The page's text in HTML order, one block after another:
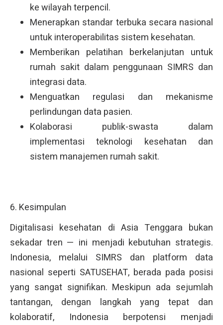
ke wilayah terpencil.
Menerapkan standar terbuka secara nasional
untuk interoperabilitas sistem kesehatan.
Memberikan pelatihan berkelanjutan untuk
rumah sakit dalam penggunaan SIMRS dan
integrasi data.
Menguatkan regulasi dan mekanisme
perlindungan data pasien.
Kolaborasi publik-swasta dalam
implementasi teknologi kesehatan dan
sistem manajemen rumah sakit.
6. Kesimpulan
Digitalisasi kesehatan di Asia Tenggara bukan
sekadar tren — ini menjadi kebutuhan strategis.
Indonesia, melalui SIMRS dan platform data
nasional seperti SATUSEHAT, berada pada posisi
yang sangat signifikan. Meskipun ada sejumlah
tantangan, dengan langkah yang tepat dan
kolaboratif, Indonesia berpotensi menjadi